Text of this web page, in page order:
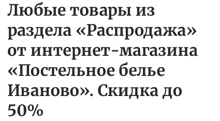
Любые товары из
раздела «Распродажа»
от интернет-магазина
«Постельное белье
Иваново». Скидка до
50%